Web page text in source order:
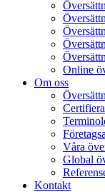
Online
Om oss
Våra
Global
Kontakt